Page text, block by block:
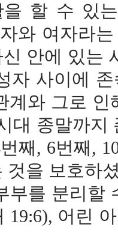
할 수 있
와 여자라
안에 있는
자 사이에
계와 그로
대 종말까
째, 6번째,
것을 보호
부를 분리할
19:6), 어린